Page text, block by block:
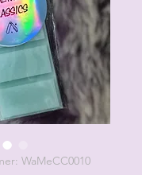
WaMeCC0010